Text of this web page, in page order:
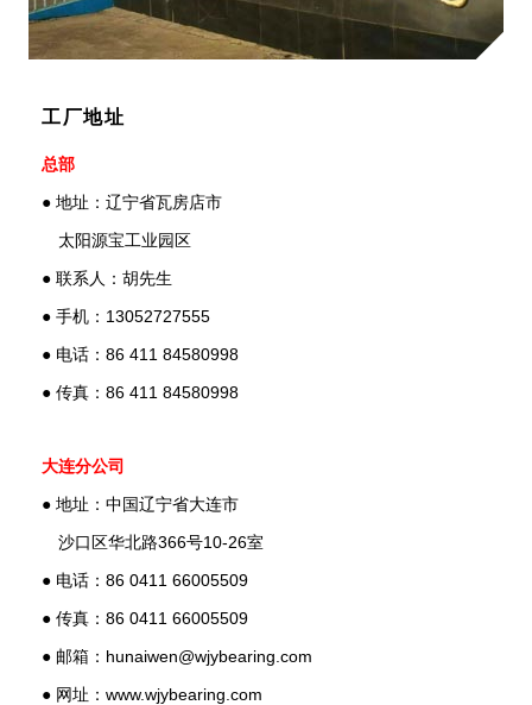
工厂地址
总部
● 地址：辽宁省瓦房店市
太阳源宝工业园区
● 联系人：胡先生
● 手机：13052727555
● 电话：86 411 84580998
● 传真：86 411 84580998
大连分公司
● 地址：中国辽宁省大连市
沙口区华北路366号10-26室
● 电话：86 0411 66005509
● 传真：86 0411 66005509
● 邮箱：hunaiwen@wjybearing.com
● 网址：www.wjybearing.com